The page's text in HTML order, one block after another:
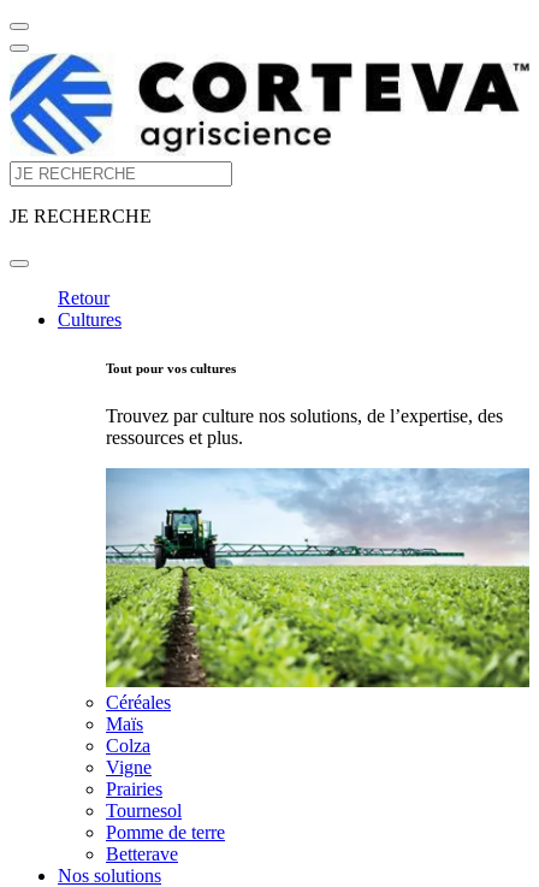
JE RECHERCHE
Retour
Cultures
Tout pour vos cultures
Trouvez par culture nos solutions, de l’expertise, des
ressources et plus.
Céréales
Maïs
Colza
Vigne
Prairies
Tournesol
Pomme de terre
Betterave
Nos solutions